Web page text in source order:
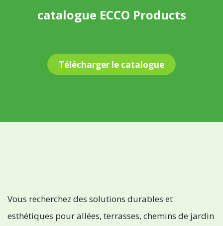
catalogue ECCO Products
Télécharger le catalogue
Vous recherchez des solutions durables et
esthétiques pour allées, terrasses, chemins de jardin